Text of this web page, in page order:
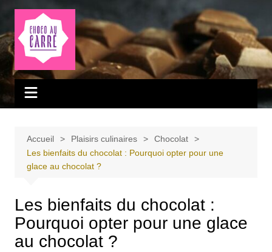
Aller
contenu
Accueil Plaisirs culinaires
Chocolat
Les bienfaits du chocolat : Pourquoi opter pour une
glace au chocolat ?
Les bienfaits du chocolat :
Pourquoi opter pour une glace
au chocolat ?